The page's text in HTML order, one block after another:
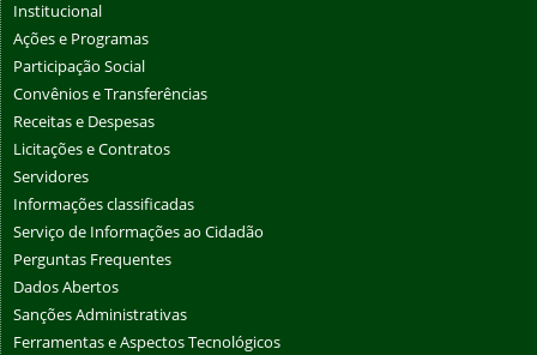
Institucional
Ações e Programas
Participação Social
Convênios e Transferências
Receitas e Despesas
Licitações e Contratos
Servidores
Informações classificadas
Serviço de Informações ao Cidadão
Perguntas Frequentes
Dados Abertos
Sanções Administrativas
Ferramentas e Aspectos Tecnológicos